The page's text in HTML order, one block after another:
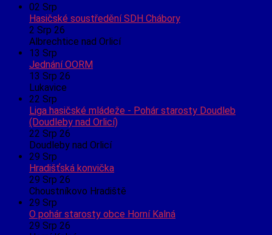
02 Srp
Hasičské soustředění SDH Chábory
2 Srp 26
Albrechtice nad Orlicí
13 Srp
Jednání OORM
13 Srp 26
Lukavice
22 Srp
Liga hasičské mládeže - Pohár starosty Doudleb
(Doudleby nad Orlicí)
22 Srp 26
Doudleby nad Orlicí
29 Srp
Hradišťská konvička
29 Srp 26
Choustníkovo Hradiště
29 Srp
O pohár starosty obce Horní Kalná
29 Srp 26